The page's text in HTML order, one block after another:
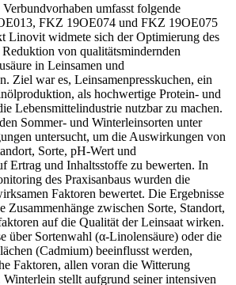
umfasst folgende
FKZ 19OE074 und FKZ 19OE075
Linovit widmete sich der Optimierung des
von qualitätsmindernden
in Leinsamen und
Ziel war es, Leinsamenpresskuchen, ein
als hochwertige Protein- und
Lebensmittelindustrie nutzbar zu machen.
Sommer- und Winterleinsorten unter
untersucht, um die Auswirkungen von
Sorte, pH-Wert und
Ertrag und Inhaltsstoffe zu bewerten. In
des Praxisanbaus wurden die
Faktoren bewertet. Die Ergebnisse
Zusammenhänge zwischen Sorte, Standort,
auf die Qualität der Leinsaat wirken.
über Sortenwahl (α-Linolensäure) oder die
(Cadmium) beeinflusst werden,
Faktoren, allen voran die Witterung
stellt aufgrund seiner intensiven